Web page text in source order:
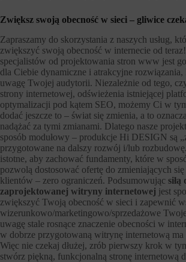
Zwiększ swoją obecność w sieci – gliwice
Zapraszamy do skorzystania z naszych usług,
zwiększyć swoją obecność w internecie od teraz!
specjalistów od projektowania stron www jest
dla Ciebie dynamiczne i atrakcyjne rozwiązania,
uwagę Twojej audytorii. Niezależnie od tego,
strony internetowej, odświeżenia istniejącej
optymalizacji pod kątem SEO, możemy Ci w
dodać jeszcze to – świat się zmienia, a to
nadążać za tymi zmianami. Dlatego nasze
sposób modułowy – produkcje Hi DESIGN są
przygotowane na dalszy rozwój i/lub
istotne, aby zachować fundamenty, które w
pozwolą dostosować ofertę do zmieniających
klientów – zero ograniczeń. Podsumowując siłą
zaprojektowanej witryny internetowej jest
zwiększyć Twoją obecność w sieci i zapewnić
wizerunkowo/marketingowo/sprzedażowe
uwagę stale rosnące znaczenie obecności w
w dobrze przygotowaną witrynę internetową
Więc nie czekaj dłużej, zrób pierwszy krok w
stwórz piękną, funkcjonalną stronę internetową